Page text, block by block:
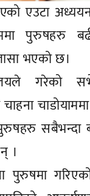
एउटा
पुरुषहरु
भएको छ।
गरेको
सबैभन्दा
।
पुरुषमा